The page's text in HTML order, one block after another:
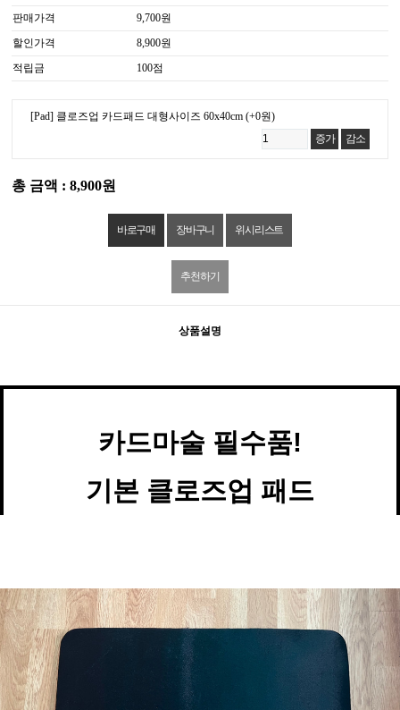
판매가격
9,700원
할인가격
8,900원
적립금
100점
[Pad] 클로즈업 카드패드 대형사이즈 60x40cm (+0원)
증가
감소
총 금액 : 8,900원
위시리스트
추천하기
상품설명
카드마술 필수품!
기본 클로즈업 패드